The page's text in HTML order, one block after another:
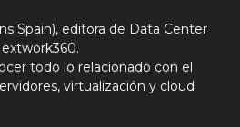
Spain), editora de Data Center
todo lo relacionado con el
virtualización y cloud